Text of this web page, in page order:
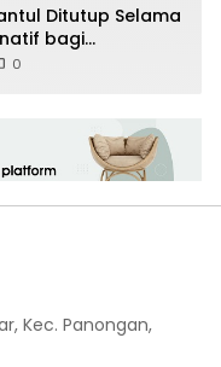
Ditutup Selama
bagi
0
Kec. Panongan,